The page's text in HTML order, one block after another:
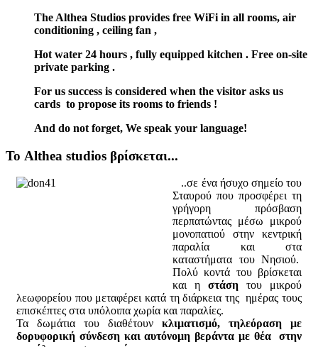
The Althea Studios provides free WiFi in all rooms, air
conditioning , ceiling fan ,
Hot water 24 hours , fully equipped kitchen . Free on-site
private parking .
For us success is considered when the visitor asks us
cards to propose its rooms to friends !
And do not forget, We speak your language!
Το Althea studios βρίσκεται...
..σε ένα ήσυχο σημείο του
Σταυρού που προσφέρει τη
γρήγορη πρόσβαση
περπατώντας μέσω μικρού
μονοπατιού στην κεντρική
παραλία και στα
καταστήματα του Νησιού.
Πολύ κοντά του βρίσκεται
και η στάση του μικρού
λεωφορείου που μεταφέρει κατά τη διάρκεια της ημέρας τους
επισκέπτες στα υπόλοιπα χωρία και παραλίες.
Τα δωμάτια του διαθέτουν κλιματισμό, τηλεόραση με
δορυφορική σύνδεση και αυτόνομη βεράντα με θέα στην